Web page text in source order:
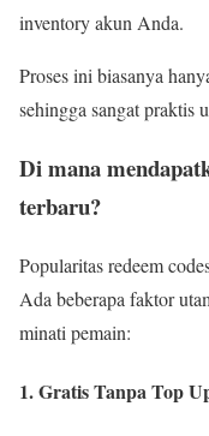
inventory akun Anda.
Proses ini biasanya
sehingga sangat praktis
Di mana
terbaru?
Popularitas redeem
Ada beberapa faktor
minati pemain:
1. Gratis Tanpa Top